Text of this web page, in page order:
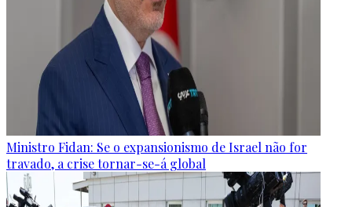
Ministro Fidan: Se o expansionismo de Israel não for
travado, a crise tornar-se-á global